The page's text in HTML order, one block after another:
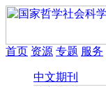
首页 资源 专题 服务
中文期刊